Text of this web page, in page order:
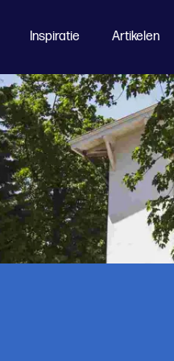
Inspiratie Artikelen